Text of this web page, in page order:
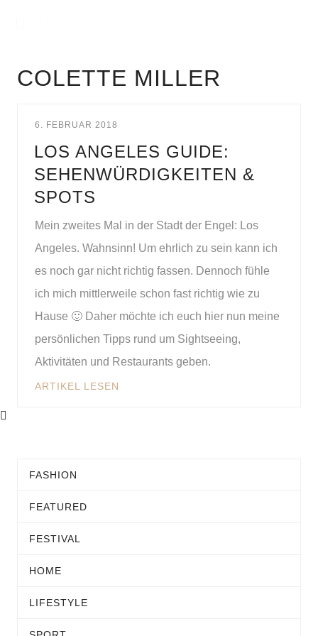
COLETTE MILLER
6. FEBRUAR 2018
LOS ANGELES GUIDE:
SEHENWÜRDIGKEITEN &
SPOTS
Mein zweites Mal in der Stadt der Engel: Los
Angeles. Wahnsinn! Um ehrlich zu sein kann ich
es noch gar nicht richtig fassen. Dennoch fühle
ich mich mittlerweile schon fast richtig wie zu
Hause 🙂 Daher möchte ich euch hier nun meine
persönlichen Tipps rund um Sightseeing,
Aktivitäten und Restaurants geben.
ARTIKEL LESEN
FASHION
FEATURED
FESTIVAL
HOME
LIFESTYLE